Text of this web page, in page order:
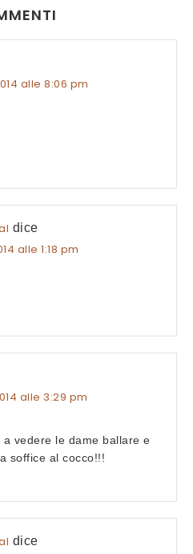
alle 8:06 pm
dice
alle 1:18 pm
alle 3:29 pm
vedere le dame ballare e
soffice al cocco!!!
dice